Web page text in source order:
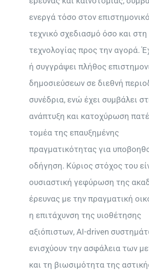
ενεργά τόσο στον
τεχνικό σχεδιασμό όσο και
τεχνολογίας προς την αγορά.
ή συγγράψει πλήθος
δημοσιεύσεων σε διεθνή
συνέδρια, ενώ έχει συμβάλει
ανάπτυξη και κατοχύρωση
τομέα της επαυξημένης
πραγματικότητας για
οδήγηση. Κύριος στόχος του
ουσιαστική γεφύρωση της
έρευνας με την πραγματική
η επιτάχυνση της υιοθέτησης
αξιόπιστων, AI-driven
ενισχύουν την ασφάλεια των
και τη βιωσιμότητα της